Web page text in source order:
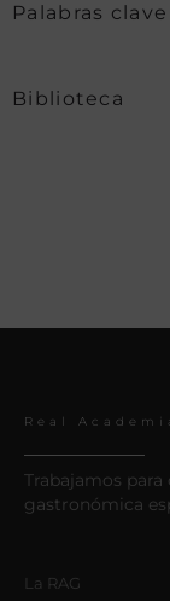
Palabras clave
Biblioteca
Real
Trabajamos
gastronómica
La RAG